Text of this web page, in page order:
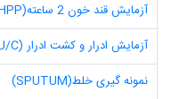
آزمایش قند خون 2 ساعته(2HPP)
آزمایش ادرار و کشت ادرار (U/A-U/C )
نمونه گیری خلط(SPUTUM)